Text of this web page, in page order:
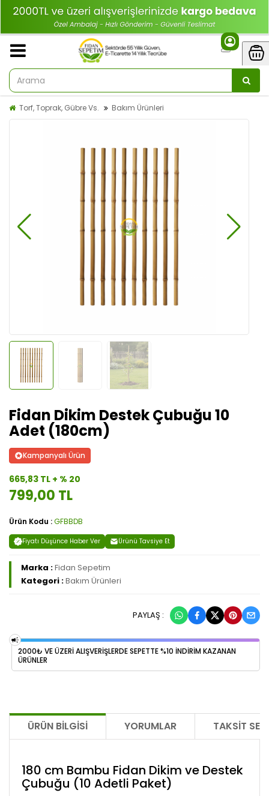
Torf, Toprak, Gübre Vs. Bakım Ürünleri
Fidan Dikim Destek Çubuğu 10
Adet (180cm)
Kampanyalı Ürün
665,83 TL + % 20
799,00 TL
Ürün Kodu :GFBBDB
Fiyatı Düşünce Haber Ver Ürünü Tavsiye Et
Marka :Fidan Sepetim
Kategori :Bakım Ürünleri
PAYLAŞ :
2000₺ VE ÜZERİ ALIŞVERİŞLERDE SEPETTE %10 İNDİRİM KAZANAN
ÜRÜNLER
ÜRÜN BILGISI YORUMLAR TAKSIT
180 cm Bambu Fidan Dikim ve Destek
Çubuğu (10 Adetli Paket)